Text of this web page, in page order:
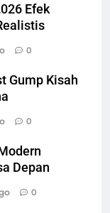
Efek
0
Gump Kisah
0
Depan
0